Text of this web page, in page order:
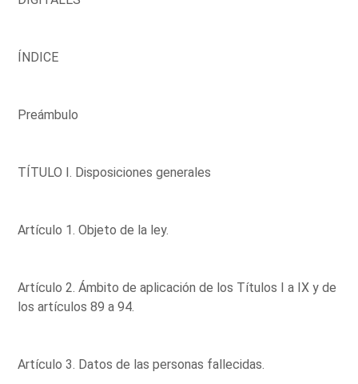
ÍNDICE
Preámbulo
TÍTULO I. Disposiciones generales
Artículo 1. Objeto de la ley.
Artículo 2. Ámbito de aplicación de los Títulos I a IX y de
los artículos 89 a 94.
Artículo 3. Datos de las personas fallecidas.